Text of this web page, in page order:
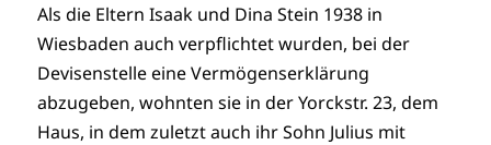
Als die Eltern Isaak und Dina Stein 1938 in
Wiesbaden auch verpflichtet wurden, bei der
Devisenstelle eine Vermögenserklärung
abzugeben, wohnten sie in der Yorckstr. 23, dem
Haus, in dem zuletzt auch ihr Sohn Julius mit